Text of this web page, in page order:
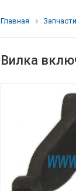
Главная
Вилка